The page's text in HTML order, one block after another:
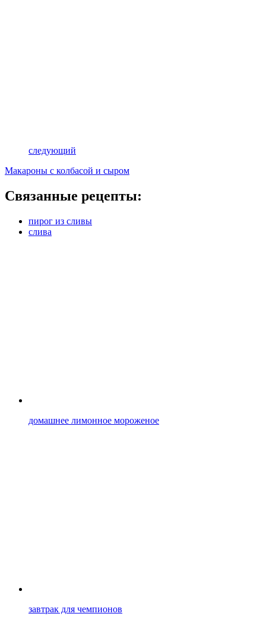
следующий
Макароны с колбасой и сыром
Связанные рецепты:
пирог из сливы
слива
домашнее лимонное мороженое
завтрак для чемпионов